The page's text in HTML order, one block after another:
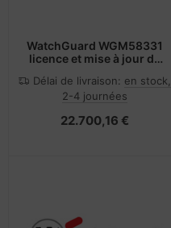
WatchGuard WGM58331
licence et mise à jour de
année(s)
Délai de livraison: en stock,
2-4 journées
22.700,16 €